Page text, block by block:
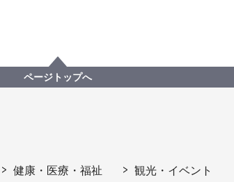
ページトップへ
健康・医療・福祉 観光・イベント